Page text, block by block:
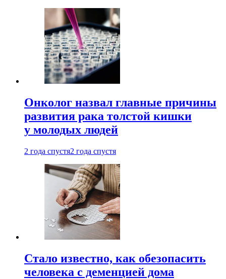
Онколог назвал главные причины
развития рака толстой кишки
у молодых людей
2 года спустя2 года спустя
Стало известно, как обезопасить
человека с деменцией дома